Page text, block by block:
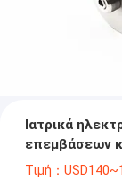
Ιατρικά
επεμβάσεων
Τιμή：